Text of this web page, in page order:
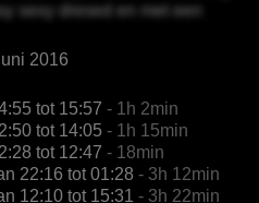
sexy dresed en met een
2016
tot 15:57 - 1h 2min
tot 14:05 - 1h 15min
tot 12:47 - 18min
22:16 tot 01:28 - 3h 12min
12:10 tot 15:31 - 3h 22min